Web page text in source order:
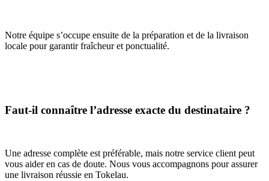
Notre équipe s’occupe ensuite de la préparation et de la livraison
locale pour garantir fraîcheur et ponctualité.
Faut-il connaître l’adresse exacte du destinataire ?
Une adresse complète est préférable, mais notre service client peut
vous aider en cas de doute. Nous vous accompagnons pour assurer
une livraison réussie en Tokelau.